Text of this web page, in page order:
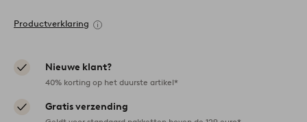
Productverklaring
Nieuwe klant?
40% korting op het duurste artikel*
Gratis verzending